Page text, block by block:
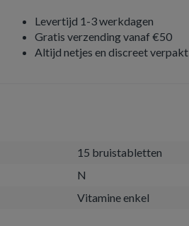
Levertijd 1-3 werkdagen
Gratis verzending vanaf €50
Altijd netjes en discreet verpakt
15 bruistabletten
N
Vitamine enkel